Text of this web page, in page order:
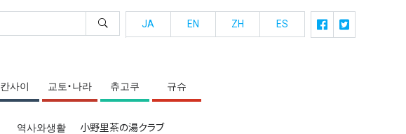
칸사이 교토・나라 츄고쿠 규슈
역사와생활 小野里茶の湯クラブ
JA EN ZH ES